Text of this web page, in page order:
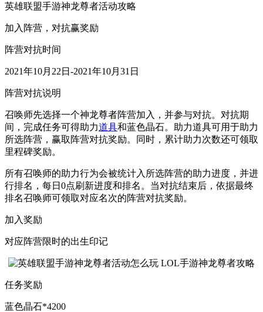
英雄联盟手游神龙尊者活动攻略
加入阵营，对抗赢奖励
阵营对抗时间
2021年10月22日-2021年10月31日
阵营对抗说明
召唤师先选择一个神龙尊者阵营加入，并参与对抗。对抗期
间，完成任务可得助力道具和蓝色晶石。助力道具可用于助力
所选阵营，赢取阵营对抗奖励。同时，累计助力次数还可领取
里程碑奖励。
所有召唤师的助力行为会被统计入所选阵营的助力进度，并进
行排名，每日0点刷新进度和排名。当对抗结束后，依据最终
排名召唤师可领取对应名次的阵营对抗奖励。
加入奖励
对应阵营限时的出生印记
任务奖励
蓝色晶石*4200